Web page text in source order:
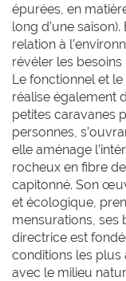
épurées, en
long d’une
relation à
révéler les
Le fonctionnel et
réalise également
petites caravanes
personnes,
elle aménage
rocheux en fibre
capitonné. Son
et écologique,
mensurations, ses
directrice est
conditions les plus
avec le milieu